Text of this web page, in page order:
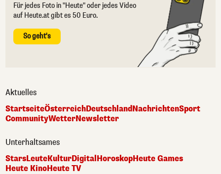
Für jedes Foto in "Heute" oder jedes Video
auf Heute.at gibt es 50 Euro.
So geht's
Aktuelles
StartseiteÖsterreichDeutschlandNachrichtenSport
CommunityWetterNewsletter
Unterhaltsames
StarsLeuteKulturDigital HoroskopHeute Games
Heute KinoHeute TV